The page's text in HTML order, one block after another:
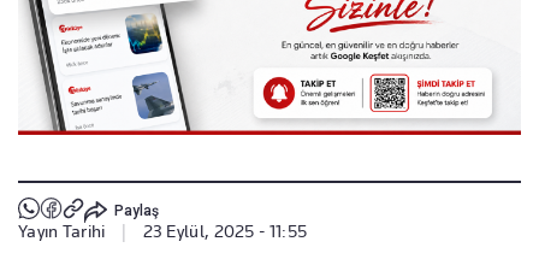
Paylaş
Yayın Tarihi 23 Eylül, 2025 - 11:55